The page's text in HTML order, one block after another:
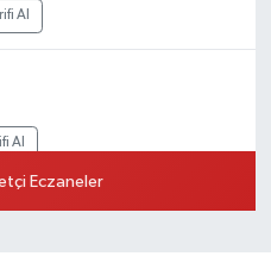
Al
Al
Eczaneler